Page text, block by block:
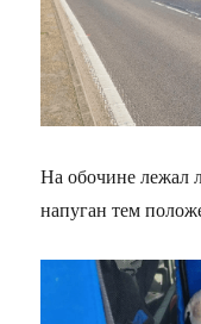
На обочине лежал
напуган тем